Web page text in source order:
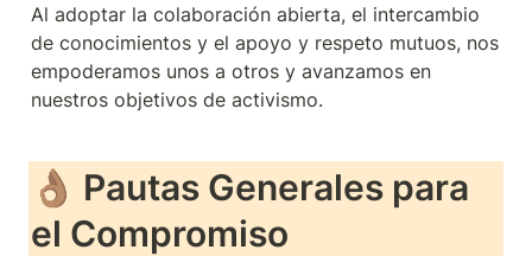
Al adoptar la colaboración abierta, el intercambio
de conocimientos y el apoyo y respeto mutuos, nos
empoderamos unos a otros y avanzamos en
nuestros objetivos de activismo.
👌🏽 Pautas Generales para
el Compromiso